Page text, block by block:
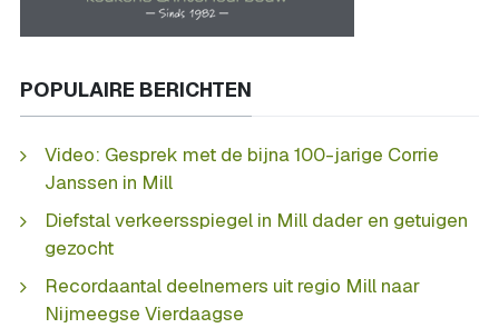
POPULAIRE BERICHTEN
Video: Gesprek met de bijna 100-jarige Corrie
Janssen in Mill
Diefstal verkeersspiegel in Mill dader en getuigen
gezocht
Recordaantal deelnemers uit regio Mill naar
Nijmeegse Vierdaagse